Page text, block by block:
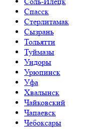
Спасск
Стерлитамак
Сызрань
Тольятти
Туймазы
Ундоры
Урюпинск
Уфа
Хвалынск
Чайковский
Чапаевск
Чебоксары